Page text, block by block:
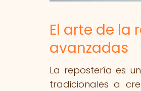
El arte de
avanzadas
La repostería es
tradicionales a